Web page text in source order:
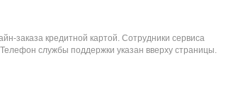
заказа кредитной картой. Сотрудники сервиса
службы поддержки указан вверху страницы.